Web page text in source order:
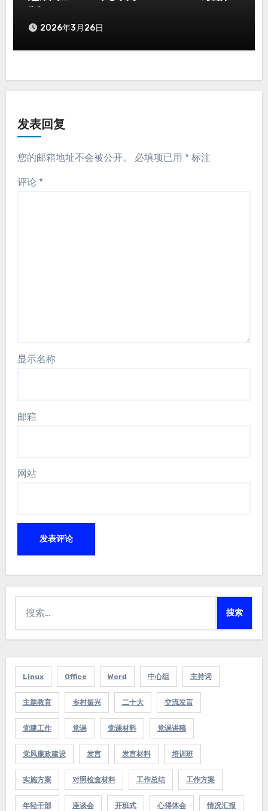
2026年3月26日
发表回复
您的邮箱地址不会被公开。 必填项已用 * 标注
评论 *
显示名称
邮箱
网站
索：
Linux Office Word 中心组 主持词
主题教育 乡村振兴 二十大 交流发言
党建工作 党课 党课材料 党课讲稿
党风廉政建设 发言 发言材料 培训班
实施方案 对照检查材料 工作总结 工作方案
年轻干部 座谈会 开班式 心得体会 情况汇报